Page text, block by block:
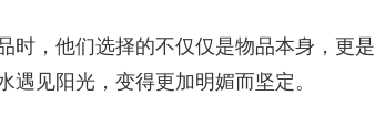
时，他们选择的不仅仅是物品本身，更
遇见阳光，变得更加明媚而坚定。